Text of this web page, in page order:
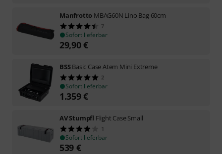
Manfrotto MBAG60N Lino Bag 60cm
7
Sofort lieferbar
29,90€
BSSBasic Case Atem Mini Extreme
2
Sofort lieferbar
1.359€
AV Stumpfl Flight Case Small
1
Sofort lieferbar
539 €